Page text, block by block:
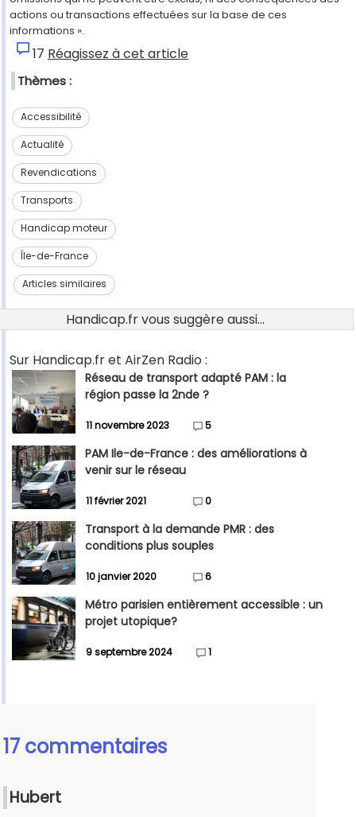
actions ou transactions effectuées sur la base de ces
informations ».
17 Réagissez à cet article
Thèmes :
Accessibilité
Actualité
Revendications
Transports
Handicap moteur
Île-de-France
Articles similaires
Handicap.fr vous suggère aussi...
Sur Handicap.fr et AirZen Radio :
Réseau de transport adapté PAM : la
région passe la 2nde ?
11 novembre 2023 5
PAM Ile-de-France : des améliorations à
venir sur le réseau
11 février 2021 0
Transport à la demande PMR : des
conditions plus souples
10 janvier 2020 6
Métro parisien entièrement accessible : un
projet utopique?
9 septembre 2024 1
17 commentaires
Hubert